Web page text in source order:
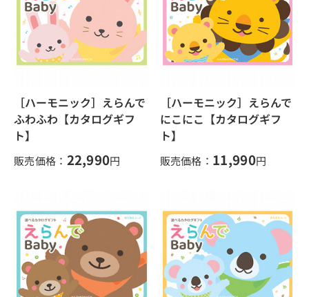
［ハーモニック］えらんで
ふわふわ【カタログギフ
ト】
販売価格： 22,990円
［ハーモニック］えらんで
にこにこ【カタログギフ
ト】
販売価格： 11,990円